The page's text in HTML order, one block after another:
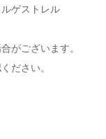
ゲストレル
がございます。
ださい。